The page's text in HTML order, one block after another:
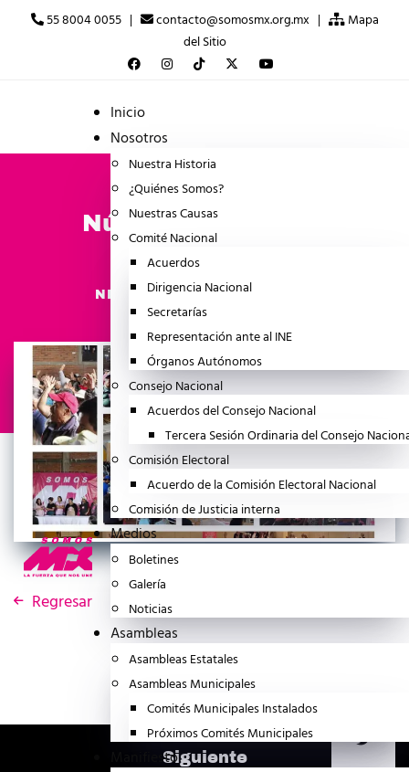
55 8004 0055 | contacto@somosmx.org.mx |
Mapa
del Sitio
Inicio
Nosotros
Nuestra Historia
¿Quiénes Somos?
Nuestras Causas
Comité Nacional
Acuerdos
Dirigencia Nacional
Secretarías
Representación ante al INE
Órganos Autónomos
Consejo Nacional
Acuerdos del Consejo Nacional
Tercera Sesión Ordinaria del Consejo
Comisión Electoral
Acuerdo de la Comisión Electoral Nacional
Comisión de Justicia interna
Medios
Boletines
Galería
Noticias
Asambleas
Asambleas Estatales
Asambleas Municipales
Comités Municipales Instalados
Próximos Comités Municipales
Manifiesto
Número 6 Carta de
Navegación
NEWSLETTER agosto 8, 2025
Regresar
Siguiente